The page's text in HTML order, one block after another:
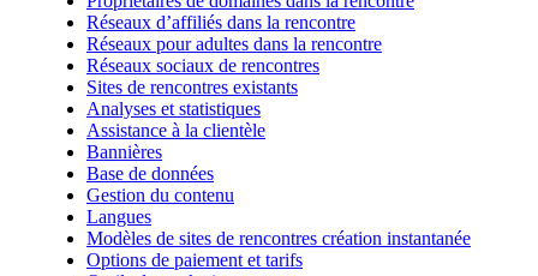
Réseaux d’affiliés dans la rencontre
Réseaux pour adultes dans la rencontre
Réseaux sociaux de rencontres
Sites de rencontres existants
Analyses et statistiques
Assistance à la clientèle
Bannières
Base de données
Gestion du contenu
Langues
Modèles de sites de rencontres création instantanée
Options de paiement et tarifs